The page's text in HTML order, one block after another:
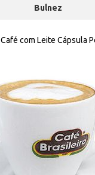
Bulnez
Café com Leite Cápsula